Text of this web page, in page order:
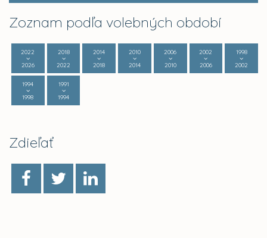
Zoznam podľa volebných období
2022
2026
2018
2022
2014
2018
2010
2014
2006
2010
2002
2006
1998
2002
1994
1998
1991
1994
Zdieľať